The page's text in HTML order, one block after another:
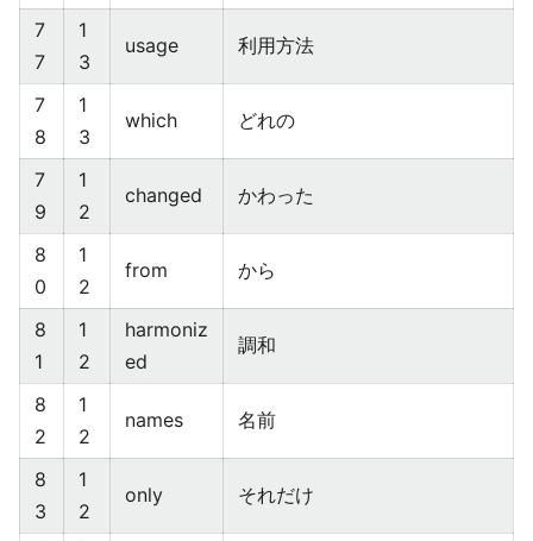
7
7
1
3
usage 利用方法
7
8
1
3
which どれの
7
9
1
2
changed かわった
8
0
1
2
from から
8
1
1
2
harmoniz
ed
調和
8
2
1
2
names 名前
8
3
1
2
only それだけ